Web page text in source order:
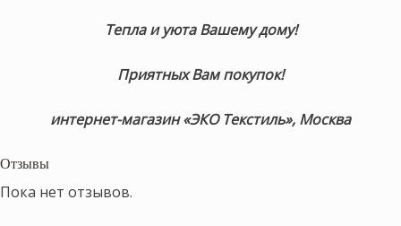
Тепла и уюта Вашему дому!
Приятных Вам покупок!
интернет-магазин «ЭКО Текстиль», Москва
Отзывы
Пока нет отзывов.